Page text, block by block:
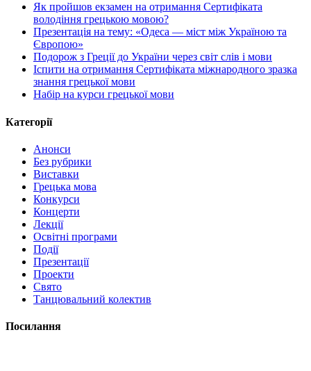
Як пройшов екзамен на отримання Сертифіката
володіння грецькою мовою?
Презентація на тему: «Одеса — міст між Україною та
Європою»
Подорож з Греції до України через світ слів і мови
Іспити на отримання Сертифіката міжнародного зразка
знання грецької мови
Набір на курси грецької мови
Категорії
Анонси
Без рубрики
Виставки
Грецька мова
Конкурси
Концерти
Лекції
Освітні програми
Події
Презентації
Проекти
Свято
Танцювальний колектив
Посилання